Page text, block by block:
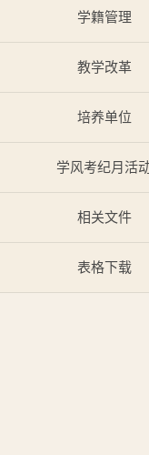
学籍管理
教学改革
培养单位
学风考纪月活
相关文件
表格下载